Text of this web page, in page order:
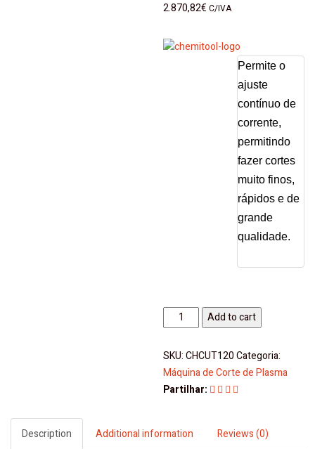
2.870,82€ C/IVA
Permite o
ajuste
contínuo de
corrente,
permitindo
fazer cortes
muito finos,
rápidos e de
grande
qualidade.
Máquina
de
Corte
de
Plasma
Add to cart
SKU:CHCUT120 Categoria:
Máquina de Corte de Plasma
Partilhar:
Description Additional information Reviews (0)